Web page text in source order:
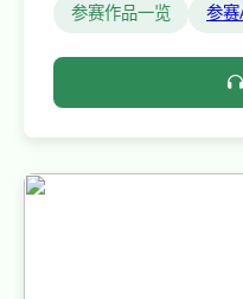
参赛作品一览 参赛